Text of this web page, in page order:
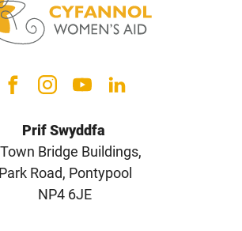
Prif Swyddfa
Bridge Buildings,
Park Road, Pontypool
NP4 6JE